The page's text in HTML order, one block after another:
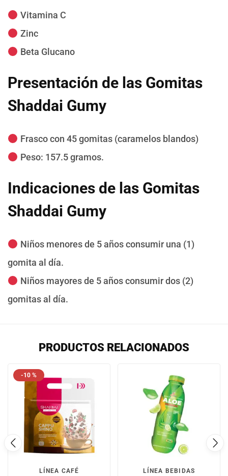
Vitamina C
Zinc
Beta Glucano
Presentación de las Gomitas
Shaddai Gumy
Frasco con 45 gomitas (caramelos blandos)
Peso: 157.5 gramos.
Indicaciones de las Gomitas
Shaddai Gumy
Niños menores de 5 años consumir una (1)
gomita al día.
Niños mayores de 5 años consumir dos (2)
gomitas al día.
PRODUCTOS RELACIONADOS
-10 %
LÍNEA CAFÉ LÍNEA BEBIDAS